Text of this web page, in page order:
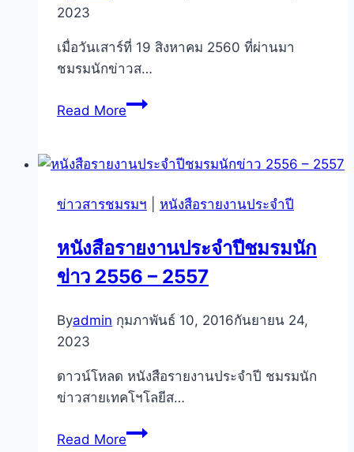
โค
ซิสเต็ม
2023
เมื่อวันเสาร์ที่ 19 สิงหาคม 2560 ที่ผ่านมา
ชมรมนักข่าวส…
Read MoreITPC
Smart
เกษตรกร
IoT
Workshop
ข่าวสารชมรมฯ หนังสือรายงานประจำปี
หนังสือรายงานประจำปีชมรมนัก
ข่าว 2556 – 2557
Byadmin กุมภาพันธ์ 10, 2016กันยายน 24,
2023
ดาวน์โหลด หนังสือรายงานประจำปี ชมรมนัก
ข่าวสายเทคโฯโลยีส…
Read Moreหนังสือ